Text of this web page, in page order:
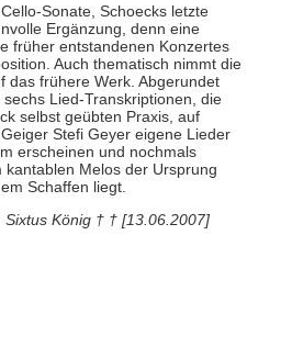
Sonate, Schoecks letzte
Ergänzung, denn eine
früher entstandenen Konzertes
Auch thematisch nimmt die
das frühere Werk. Abgerundet
Lied-Transkriptionen, die
selbst geübten Praxis, auf
Stefi Geyer eigene Lieder
erscheinen und nochmals
Melos der Ursprung
Schaffen liegt.
Sixtus König † † [13.06.2007]